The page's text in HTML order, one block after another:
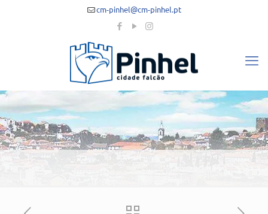
cm-pinhel@cm-pinhel.pt